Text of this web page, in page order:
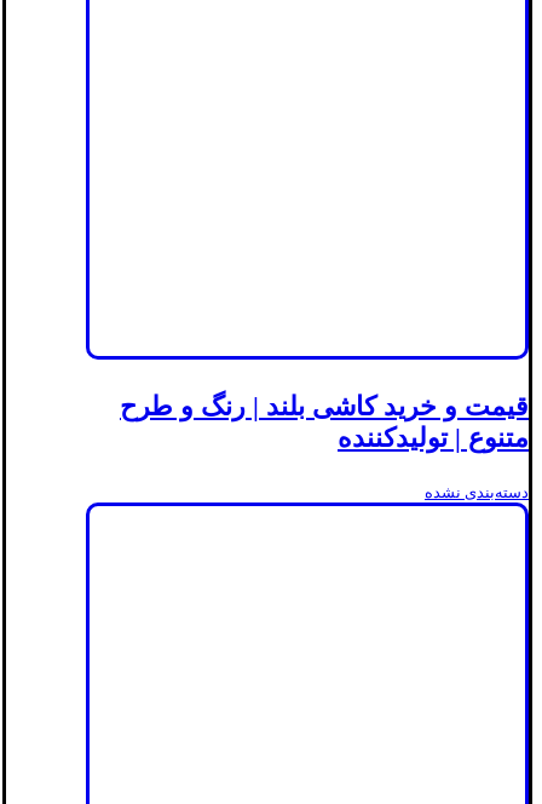
قیمت و خرید کاشی بلند | رنگ و طرح
متنوع | تولیدکننده
دسته‌بندی نشده